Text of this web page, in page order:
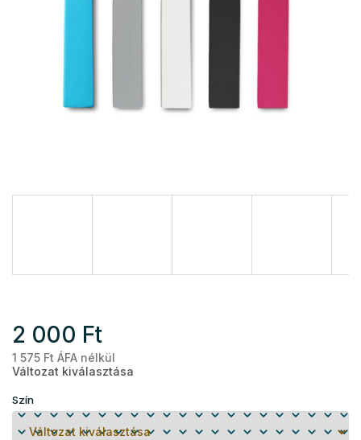
2 000 Ft
1 575 Ft ÁFA nélkül
Változat kiválasztása
Szín